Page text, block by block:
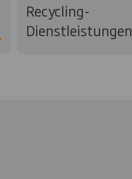
Recycling-
Dienstleistungen